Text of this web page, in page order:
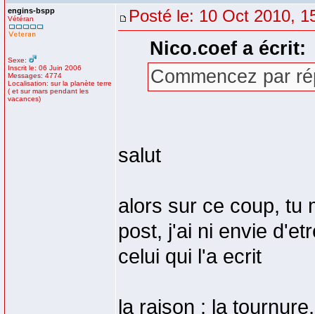
engins-bspp
Vétéran
Sexe:
Inscrit le: 06 Juin 2006
Messages: 4774
Localisation: sur la planète terre
( et sur mars pendant les
vacances)
Posté le: 10 Oct 2010,
Nico.coef a écrit:
Commencez par
salut
alors sur ce coup, tu
post, j'ai ni envie
celui qui l'a ecrit
la raison : la